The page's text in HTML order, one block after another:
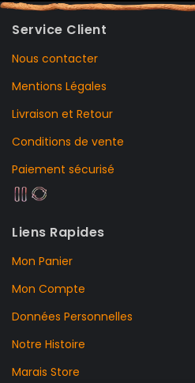
Service Client
Nous contacter
Mentions Légales
Livraison et Retour
Conditions de vente
Paiement sécurisé
Liens Rapides
Mon Panier
Mon Compte
Données Personnelles
Notre Histoire
Marais Store